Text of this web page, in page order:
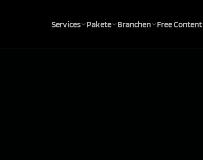
Services Pakete Branchen Free Content